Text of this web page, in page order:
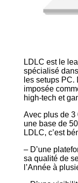
LDLC est le
spécialisé
les setups PC.
imposée
high-tech et
Avec plus de 3
une base de
LDLC, c’est
– D’une
sa qualité de
l’Année à